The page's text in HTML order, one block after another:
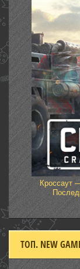
Кроссаут
ТОП. NEW